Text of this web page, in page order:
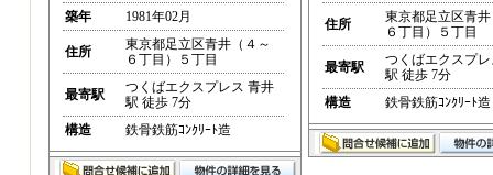
築年
1981年02月
住所
東京都足立区青井（４～
６丁目）５丁目
最寄駅
つくばエクスプレス 青井
駅 徒歩 7分
構造
鉄骨鉄筋ｺﾝｸﾘｰﾄ造
住所
東京都足立区青
６丁目）５丁目
最寄駅
つくばエクスプ
駅 徒歩 7分
構造
鉄骨鉄筋ｺﾝｸﾘｰﾄ造